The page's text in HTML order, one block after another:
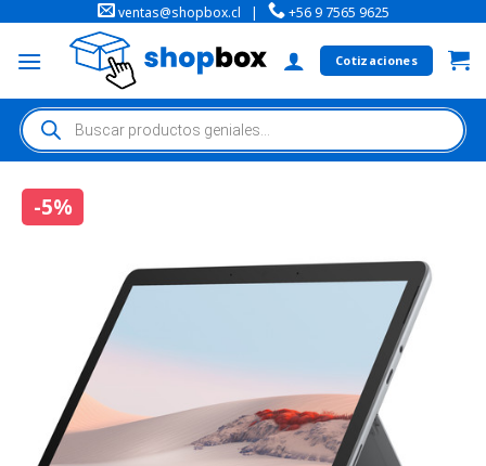
ventas@shopbox.cl | +56 9 7565 9625
Cotizaciones
-5%